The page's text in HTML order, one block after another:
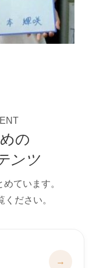
の
ンツ
ています。
ださい。
→